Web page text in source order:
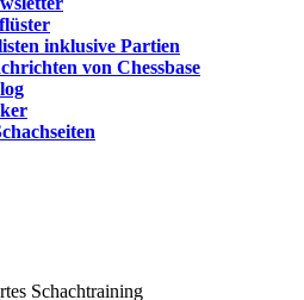
inklusive Partien
von Chessbase
Schachtraining